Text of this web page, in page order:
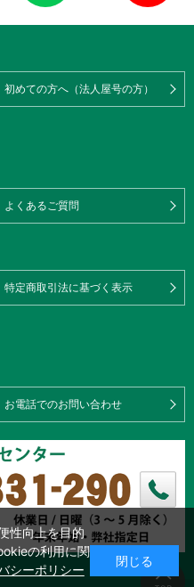
初めての方へ（法人屋号の方）
よくあるご質問
特定商取引法に基づく表示
お電話でのお問い合わせ
性向上を目的
の利用に関
シーポリシー
閉じる